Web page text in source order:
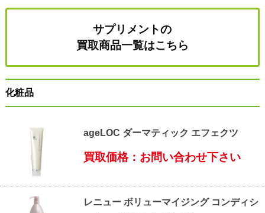
サプリメントの
買取商品一覧はこちら
化粧品
ageLOC ダーマティック エフェクツ
買取価格：お問い合わせ下さい
レニュー ボリューマイジング コンディシ